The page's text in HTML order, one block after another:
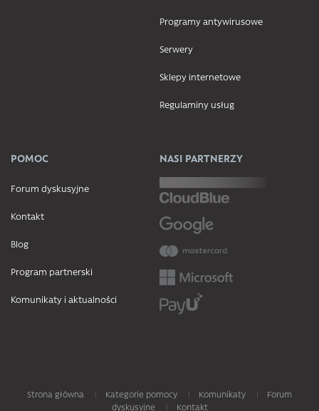
Programy antywirusowe
Serwery
Sklepy internetowe
Regulaminy usług
POMOC
Forum dyskusyjne
Kontakt
Blog
Program partnerski
Komunikaty i aktualności
NASI PARTNERZY
Strona główna Kategorie pomocy Komunikaty
Forum
dyskusyjne
Kontakt